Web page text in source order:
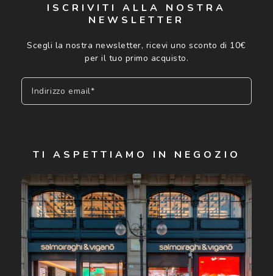
ISCRIVITI ALLA NOSTRA
NEWSLETTER
Scegli la nostra newsletter, ricevi uno sconto di 10€
per il tuo primo acquisto.
Indirizzo email*
Cliccando su "Iscriviti", confermo di avere più di 16 anni e
acconsento all'utilizzo dei miei Dati Personali da parte di
Luxottica Group S.p.A. per l'invio di offerte speciali, novità
ed altre comunicazioni di carattere pubblicitario (consultare
Informativa sulla privacyper ulteriori informazioni).
TI ASPETTIAMO IN NEGOZIO